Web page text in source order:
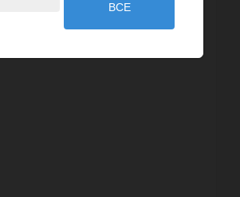
ВСЕ